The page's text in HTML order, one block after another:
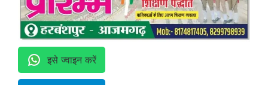
इसे ज्वाइन करें